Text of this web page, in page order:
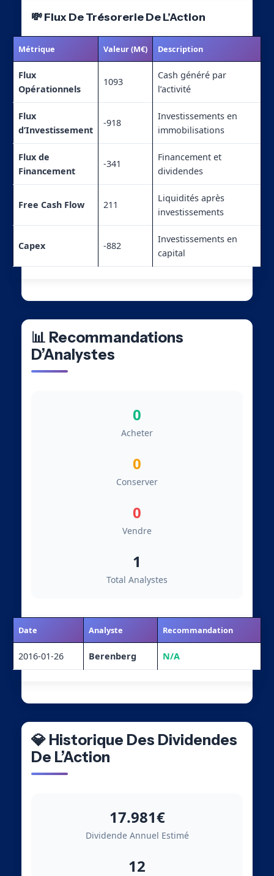
💸 Flux De Trésorerie De L’Action
Métrique Valeur (M€) Description
Flux
Opérationnels
1093
Cash généré par
l’activité
Flux
d’Investissement
-918
Investissements en
immobilisations
Flux de
Financement
-341
Financement et
dividendes
Free Cash Flow 211
Liquidités après
investissements
Capex -882
Investissements en
capital
📊 Recommandations
D’Analystes
0
Acheter
0
Conserver
0
Vendre
1
Total Analystes
Date Analyste Recommandation
2016-01-26 Berenberg N/A
💎 Historique Des Dividendes
De L’Action
17.981€
Dividende Annuel Estimé
12